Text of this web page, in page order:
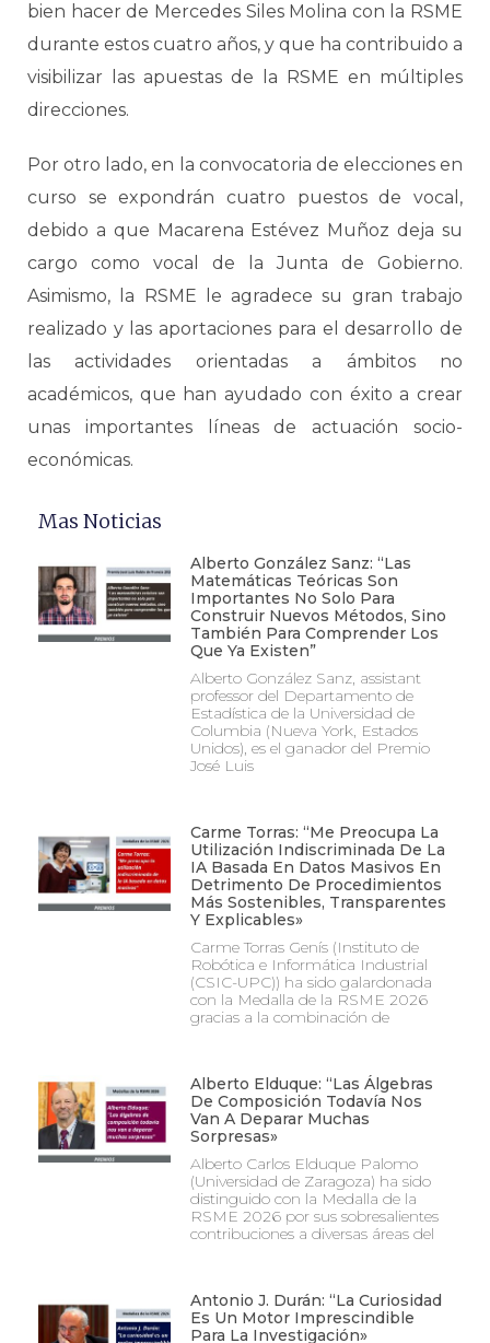
bien hacer de Mercedes Siles Molina con la RSME
durante estos cuatro años, y que ha contribuido a
visibilizar las apuestas de la RSME en múltiples
direcciones.
Por otro lado, en la convocatoria de elecciones en
curso se expondrán cuatro puestos de vocal,
debido a que Macarena Estévez Muñoz deja su
cargo como vocal de la Junta de Gobierno.
Asimismo, la RSME le agradece su gran trabajo
realizado y las aportaciones para el desarrollo de
las actividades orientadas a ámbitos no
académicos, que han ayudado con éxito a crear
unas importantes líneas de actuación socio-
económicas.
Mas Noticias
Alberto González Sanz: “Las
Matemáticas Teóricas Son
Importantes No Solo Para
Construir Nuevos Métodos, Sino
También Para Comprender Los
Que Ya Existen”
Alberto González Sanz, assistant
professor del Departamento de
Estadística de la Universidad de
Columbia (Nueva York, Estados
Unidos), es el ganador del Premio
José Luis
Carme Torras: “Me Preocupa La
Utilización Indiscriminada De La
IA Basada En Datos Masivos En
Detrimento De Procedimientos
Más Sostenibles, Transparentes
Y Explicables»
Carme Torras Genís (Instituto de
Robótica e Informática Industrial
(CSIC-UPC)) ha sido galardonada
con la Medalla de la RSME 2026
gracias a la combinación de
Alberto Elduque: “Las Álgebras
De Composición Todavía Nos
Van A Deparar Muchas
Sorpresas»
Alberto Carlos Elduque Palomo
(Universidad de Zaragoza) ha sido
distinguido con la Medalla de la
RSME 2026 por sus sobresalientes
contribuciones a diversas áreas del
Antonio J. Durán: “La Curiosidad
Es Un Motor Imprescindible
Para La Investigación»